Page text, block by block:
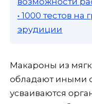
• 1000 тестов
эрудиции
Макароны из
обладают иными
усваиваются